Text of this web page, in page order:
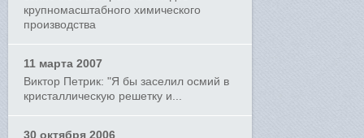
крупномасштабного химического
производства
11 марта 2007
Виктор Петрик: "Я бы заселил осмий в
кристаллическую решетку и...
30 октября 2006